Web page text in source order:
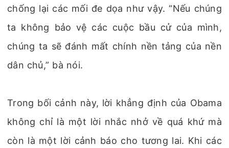
chống lại các mối đe dọa như vậy. “Nếu chúng
ta không bảo vệ các cuộc bầu cử của mình,
chúng ta sẽ đánh mất chính nền tảng của nền
dân chủ,” bà nói.
Trong bối cảnh này, lời khẳng định của Obama
không chỉ là một lời nhắc nhở về quá khứ mà
còn là một lời cảnh báo cho tương lai. Khi các